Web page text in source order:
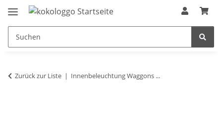
Zurück zur Liste Innenbeleuchtung Waggons ...